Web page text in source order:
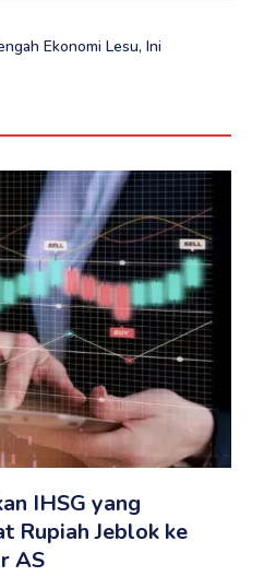
Ekonomi Lesu, Ini
IHSG yang
Rupiah Jeblok ke
AS